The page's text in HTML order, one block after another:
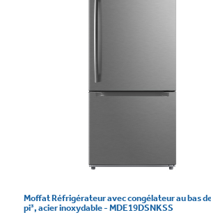
Moffat Réfrigérateur avec congélateur au bas
pi³, acier inoxydable - MDE19DSNKSS